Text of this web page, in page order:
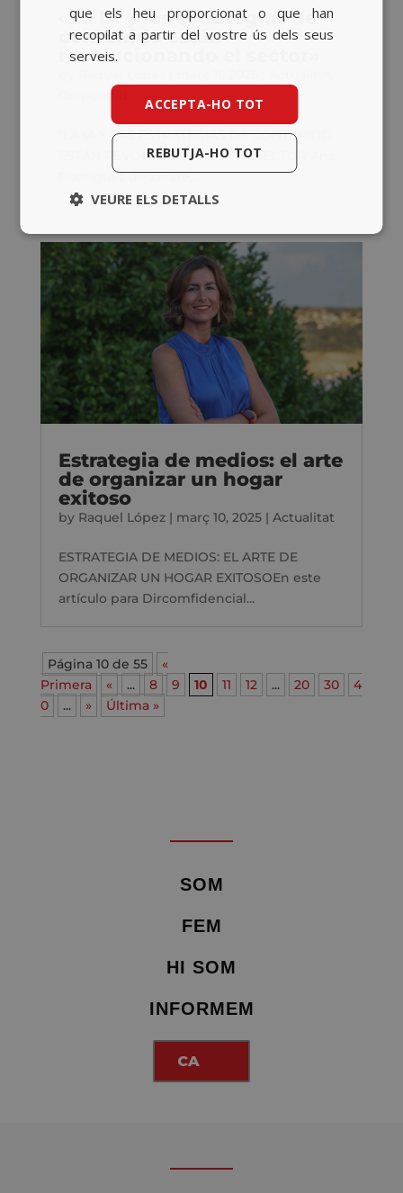
«La IA y las estrategias de
contenido están
revolucionando el sector»
Corporatiu
"LA IA Y LAS ESTRATEGIAS DE CONTENIDO
ESTÁN REVOLUCIONANDO EL SECTOR"Ana
Rodríguez de Zárate,...
Estrategia de medios: el arte
de organizar un hogar
exitoso
by Raquel López| març 10, 2025| Actualitat
ESTRATEGIA DE MEDIOS: EL ARTE DE
ORGANIZAR UN HOGAR EXITOSOEn este
artículo para Dircomfidencial...
Página 10 de 55
«
Primera
« ... 8 9 10 11 12 ... 20 30
4
0
... » Última »
SOM
FEM
HI SOM
INFORMEM
CA
que els heu proporcionat o que han
recopilat a partir del vostre ús dels seus
serveis.
ACCEPTA-HO TOT
REBUTJA-HO TOT
VEURE ELS DETALLS